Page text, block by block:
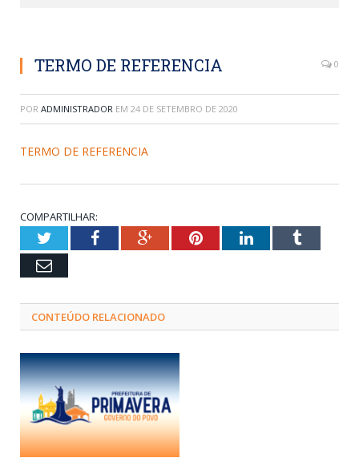
TERMO DE REFERENCIA 0
POR ADMINISTRADOR EM 24 DE SETEMBRO DE 2020
TERMO DE REFERENCIA
COMPARTILHAR:
TwitterFacebookGoogle+PinterestLinkedInTumblr
Email
CONTEÚDO RELACIONADO